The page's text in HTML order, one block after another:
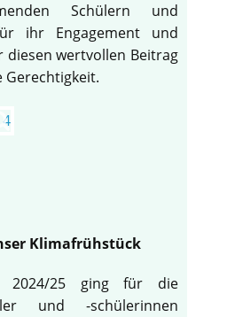
Schülern und
ihr Engagement und
diesen wertvollen Beitrag
Gerechtigkeit.
Klimafrühstück
2024/25 ging für die
und -schülerinnen